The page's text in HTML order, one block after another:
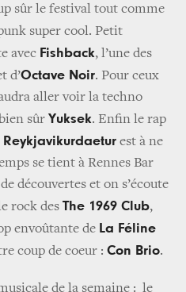
sûr le festival tout comme
super cool. Petit
avec Fishback, l’une des
d’Octave Noir. Pour ceux
aller voir la techno
sûr Yuksek. Enfin le rap
Reykjavikurdaetur est à ne
se tient à Rennes Bar
découvertes et on s’écoute
rock des The 1969 Club,
envoûtante de La Féline
coup de coeur : Con Brio.
de la semaine : le